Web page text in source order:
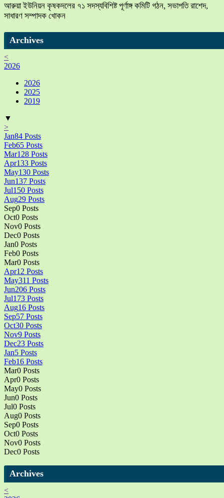
আরুয়া ইউনিয়ন কৃষকদলের ৭১ সদস্যবিশিষ্ট পূর্ণাঙ্গ কমিটি গঠন, সভাপতি রাশেদ,
সাধারণ সম্পাদক খোকন
Archives
<
2026
2026
2025
2019
▼
>
Jan84 Posts
Feb65 Posts
Mar128 Posts
Apr133 Posts
May130 Posts
Jun137 Posts
Jul150 Posts
Aug29 Posts
Sep0 Posts
Oct0 Posts
Nov0 Posts
Dec0 Posts
Jan0 Posts
Feb0 Posts
Mar0 Posts
Apr12 Posts
May311 Posts
Jun206 Posts
Jul173 Posts
Aug16 Posts
Sep57 Posts
Oct30 Posts
Nov9 Posts
Dec23 Posts
Jan5 Posts
Feb16 Posts
Mar0 Posts
Apr0 Posts
May0 Posts
Jun0 Posts
Jul0 Posts
Aug0 Posts
Sep0 Posts
Oct0 Posts
Nov0 Posts
Dec0 Posts
Archives
<